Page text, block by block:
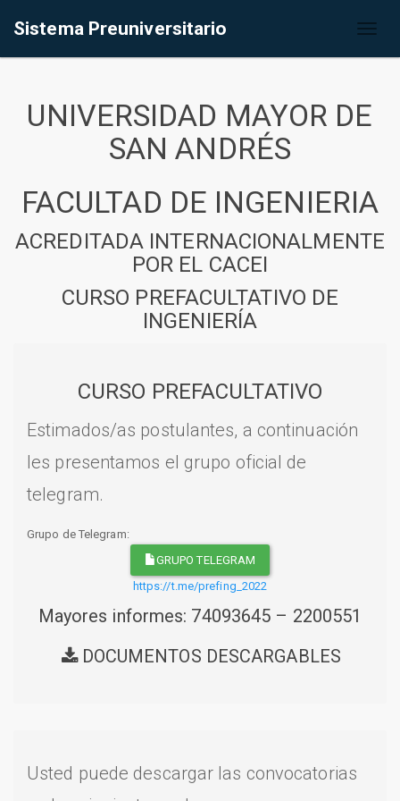
Sistema Preuniversitario
UNIVERSIDAD MAYOR DE
SAN ANDRÉS
FACULTAD DE INGENIERIA
ACREDITADA INTERNACIONALMENTE
POR EL CACEI
CURSO PREFACULTATIVO DE
INGENIERÍA
CURSO PREFACULTATIVO
Estimados/as postulantes, a continuación
les presentamos el grupo oficial de
telegram.
Grupo de Telegram:
GRUPO TELEGRAM
https://t.me/prefing_2022
Mayores informes: 74093645 – 2200551
DOCUMENTOS DESCARGABLES
Usted puede descargar las convocatorias